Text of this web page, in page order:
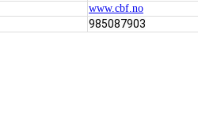
www.cbf.no
985087903